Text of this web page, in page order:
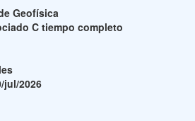
Geofísica
C tiempo completo
jul/2026